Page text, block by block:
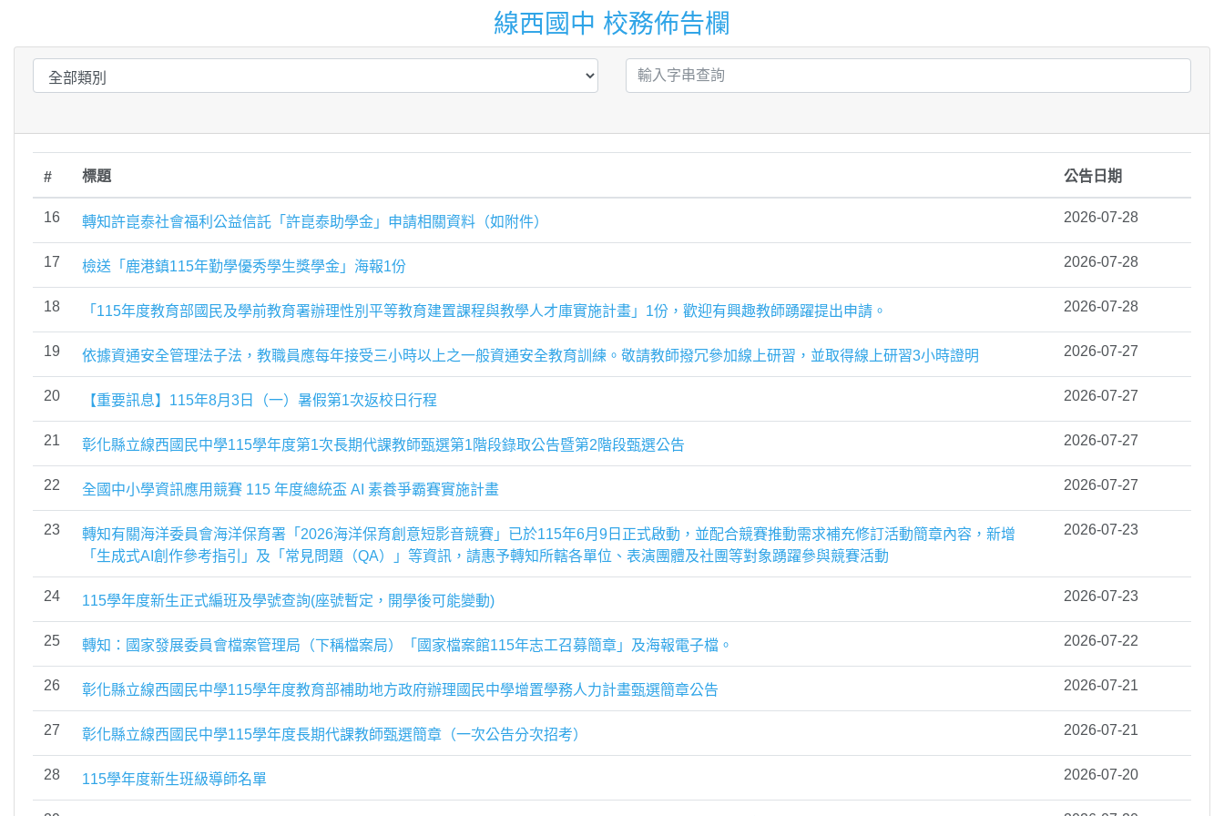
線西國中 校務佈告欄
# 標題 公告日期
16 轉知許崑泰社會福利公益信託「許崑泰助學金」申請相關資料（如附件） 2026-07-28
17 檢送「鹿港鎮115年勤學優秀學生獎學金」海報1份 2026-07-28
18 「115年度教育部國民及學前教育署辦理性別平等教育建置課程與教學人才庫實施計畫」1份，歡迎有興趣教師踴躍提出申請。 2026-07-28
19 依據資通安全管理法子法，教職員應每年接受三小時以上之一般資通安全教育訓練。敬請教師撥冗參加線上研習，並取得線上研習3小時證明 2026-07-27
20 【重要訊息】115年8月3日（一）暑假第1次返校日行程 2026-07-27
21 彰化縣立線西國民中學115學年度第1次長期代課教師甄選第1階段錄取公告暨第2階段甄選公告 2026-07-27
22 全國中小學資訊應用競賽 115 年度總統盃 AI 素養爭霸賽實施計畫 2026-07-27
23
轉知有關海洋委員會海洋保育署「2026海洋保育創意短影音競賽」已於115年6月9日正式啟動，並配合競賽推動需求補充修訂活動簡章內容，新增
「生成式AI創作參考指引」及「常見問題（QA）」等資訊，請惠予轉知所轄各單位、表演團體及社團等對象踴躍參與競賽活動
2026-07-23
24 115學年度新生正式編班及學號查詢(座號暫定，開學後可能變動) 2026-07-23
25 轉知：國家發展委員會檔案管理局（下稱檔案局）「國家檔案館115年志工召募簡章」及海報電子檔。 2026-07-22
26 彰化縣立線西國民中學115學年度教育部補助地方政府辦理國民中學增置學務人力計畫甄選簡章公告 2026-07-21
27 彰化縣立線西國民中學115學年度長期代課教師甄選簡章（一次公告分次招考） 2026-07-21
28 115學年度新生班級導師名單 2026-07-20